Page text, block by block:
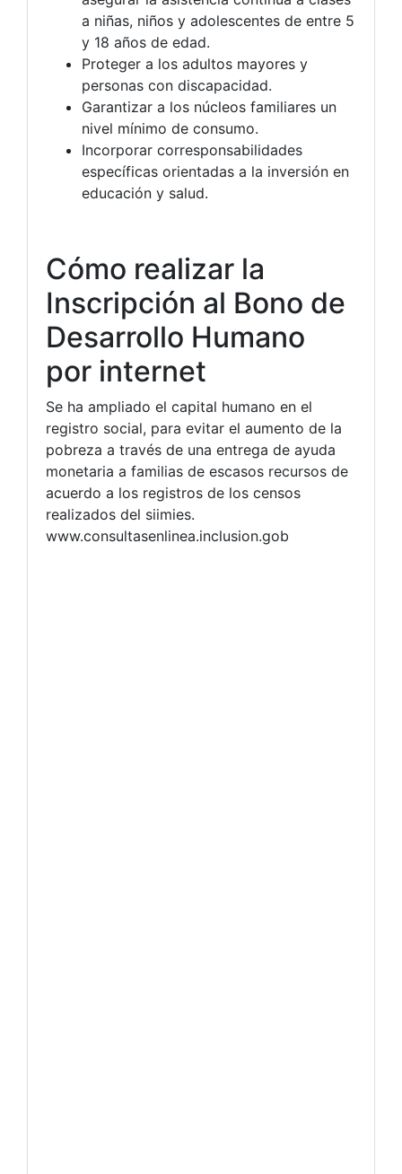
a niñas, niños y adolescentes de entre 5
y 18 años de edad.
Proteger a los adultos mayores y
personas con discapacidad.
Garantizar a los núcleos familiares un
nivel mínimo de consumo.
Incorporar corresponsabilidades
específicas orientadas a la inversión en
educación y salud.
Cómo realizar la
Inscripción al Bono de
Desarrollo Humano
por internet
Se ha ampliado el capital humano en el
registro social, para evitar el aumento de la
pobreza a través de una entrega de ayuda
monetaria a familias de escasos recursos de
acuerdo a los registros de los censos
realizados del siimies.
www.consultasenlinea.inclusion.gob